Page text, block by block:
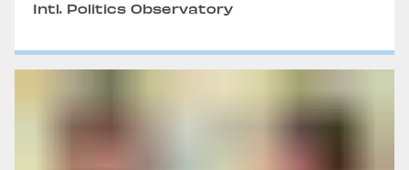
Intl. Politics Observatory